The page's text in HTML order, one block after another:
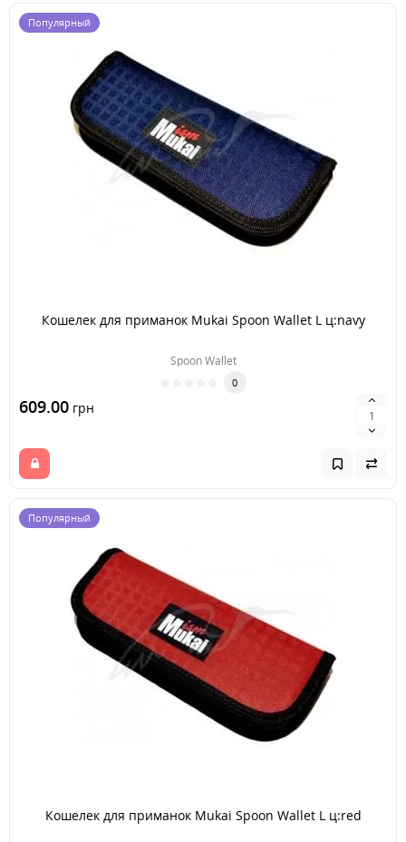
Популярный
Кошелек для приманок Mukai Spoon Wallet L ц:navy
Spoon Wallet
0
609.00 грн
Популярный
Кошелек для приманок Mukai Spoon Wallet L ц:red